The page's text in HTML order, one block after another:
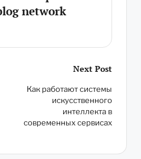
network
Next Post
Как работают системы
искусственного
интеллекта в
современных сервисах